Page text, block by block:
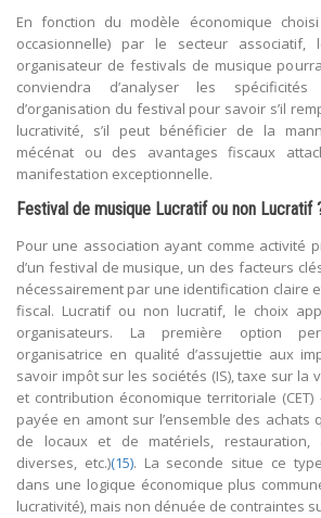
En fonction du modèle économique
occasionnelle) par le secteur associatif,
organisateur de festivals de musique
conviendra d’analyser les
d’organisation du festival pour savoir s’il
lucrativité, s’il peut bénéficier de la
mécénat ou des avantages fiscaux
manifestation exceptionnelle.
Festival de musique Lucratif ou non Lucratif
Pour une association ayant comme activité
d’un festival de musique, un des facteurs
nécessairement par une identification claire
fiscal. Lucratif ou non lucratif, le choix
organisateurs. La première option
organisatrice en qualité d’assujettie aux
savoir impôt sur les sociétés (IS), taxe sur la
et contribution économique territoriale
payée en amont sur l’ensemble des achats
de locaux et de matériels, restauration,
diverses, etc.)(15). La seconde situe ce
dans une logique économique plus
lucrativité), mais non dénuée de contraintes